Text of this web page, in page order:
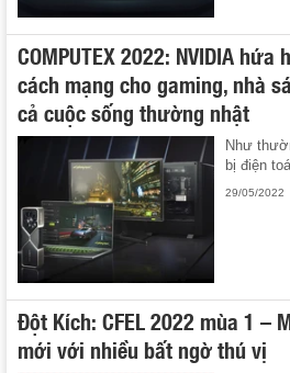
COMPUTEX 2022: NVIDIA
cách mạng cho gaming, nhà
cả cuộc sống thường nhật
Như
bị điện
29/05/2022
Đột Kích: CFEL 2022 mùa 1 –
mới với nhiều bất ngờ thú vị